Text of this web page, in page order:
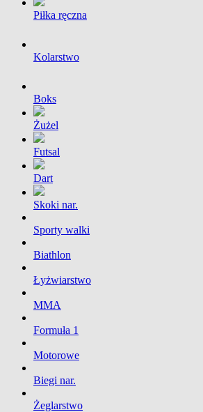
Piłka ręczna
Kolarstwo
Boks
Żużel
Futsal
Dart
Skoki nar.
Sporty walki
Biathlon
Łyżwiarstwo
MMA
Formuła 1
Motorowe
Biegi nar.
Żeglarstwo